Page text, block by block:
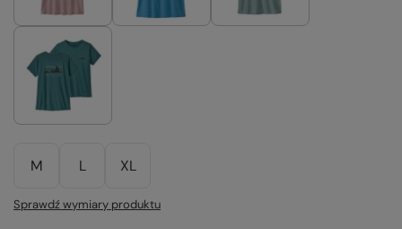
M L XL
Sprawdź wymiary produktu